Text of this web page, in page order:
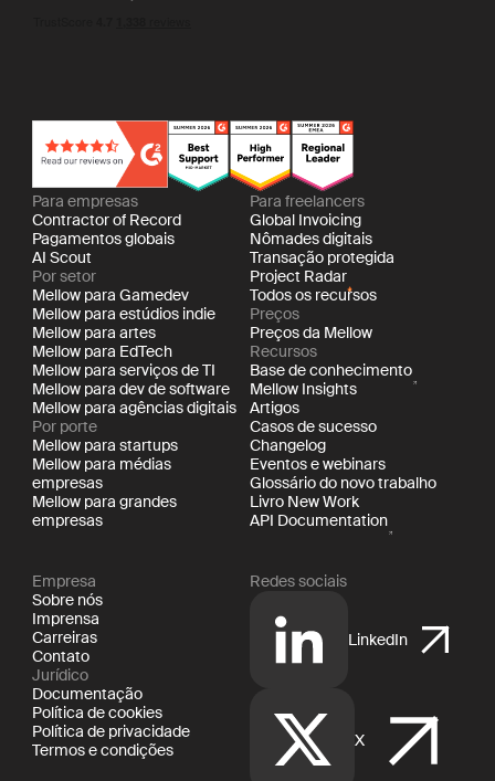
Para empresas
Contractor of Record
Pagamentos globais
AI Scout
Por setor
Mellow para Gamedev
Mellow para estúdios indie
Mellow para artes
Mellow para EdTech
Mellow para serviços de TI
Mellow para dev de software
Mellow para agências digitais
Por porte
Mellow para startups
Mellow para médias
empresas
Mellow para grandes
empresas
Para freelancers
Global Invoicing
Nômades digitais
Transação protegida
Project Radar
Todos os recursos
Preços
Preços da Mellow
Recursos
Base de conhecimento
Mellow Insights
Artigos
Casos de sucesso
Changelog
Eventos e webinars
Glossário do novo trabalho
Livro New Work
API Documentation
Empresa
Sobre nós
Imprensa
Carreiras
Contato
Jurídico
Documentação
Política de cookies
Política de privacidade
Termos e condições
Redes sociais
LinkedIn
X